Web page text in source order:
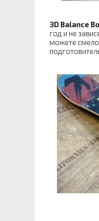
3D Balance
год и не
можете